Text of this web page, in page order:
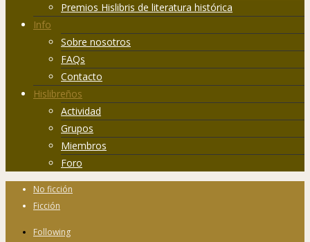
Premios Hislibris de literatura histórica
Info
Sobre nosotros
FAQs
Contacto
Hislibreños
Actividad
Grupos
Miembros
Foro
No ficción
Ficción
Following